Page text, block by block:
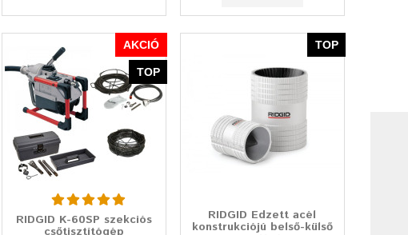
AKCIÓ
TOP
RIDGID K-60SP szekciós
csőtisztítógép
TOP
RIDGID Edzett acél
konstrukciójú belső-külső